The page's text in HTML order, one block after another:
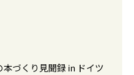
本づくり見聞録 in ドイツ